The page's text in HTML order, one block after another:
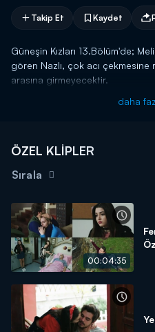
Takip Et Kaydet
Güneşin Kızları 13.Bölüm'de;
gören Nazlı, çok acı çekmesine
arasına girmeyecektir.
daha
ÖZEL KLİPLER
Sırala
00:04:35